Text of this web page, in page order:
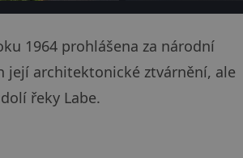
1964 prohlášena za národní
architektonické ztvárnění, ale
řeky Labe.